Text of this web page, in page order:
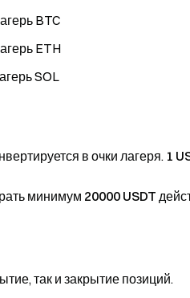
BTC
ETH
SOL
в очки лагеря. 1
минимум 20000 USDT
так и закрытие позиций.